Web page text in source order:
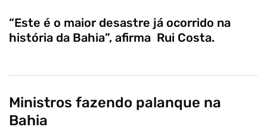
“Este é o maior desastre já ocorrido na
história da Bahia”, afirma Rui Costa.
Ministros fazendo palanque na
Bahia